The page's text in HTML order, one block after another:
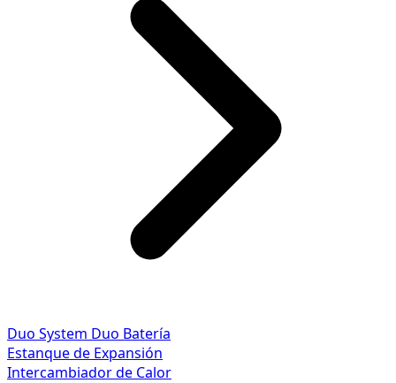
Duo System Duo Batería
Estanque de Expansión
Intercambiador de Calor